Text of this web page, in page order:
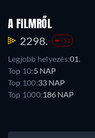
A FILMRŐL
2298. -51
Legjobb helyezés:01.
Top 10:5 NAP
Top 100:33 NAP
Top 1000:186 NAP